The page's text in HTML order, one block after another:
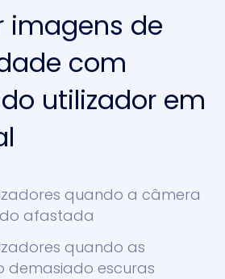
imagens de
com
utilizador em
quando a câmera
afastada
quando as
demasiado escuras